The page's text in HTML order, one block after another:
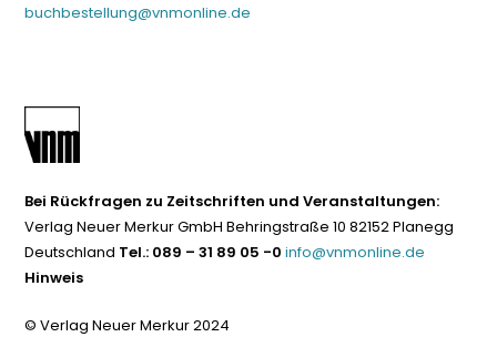
buchbestellung@vnmonline.de
Bei Rückfragen zu Zeitschriften und Veranstaltungen:
Verlag Neuer Merkur GmbH Behringstraße 10 82152 Planegg
Deutschland Tel.: 089 – 31 89 05 -0 info@vnmonline.de
Hinweis
© Verlag Neuer Merkur 2024